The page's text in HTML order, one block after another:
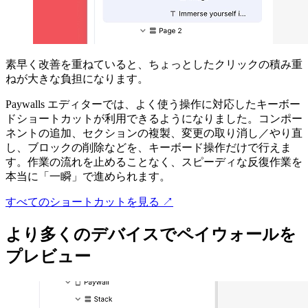
素早く改善を重ねていると、ちょっとしたクリックの積み重
ねが大きな負担になります。
Paywalls エディターでは、よく使う操作に対応したキーボー
ドショートカットが利用できるようになりました。コンポー
ネントの追加、セクションの複製、変更の取り消し／やり直
し、ブロックの削除などを、キーボード操作だけで行えま
す。作業の流れを止めることなく、スピーディな反復作業を
本当に「一瞬」で進められます。
すべてのショートカットを見る ↗
より多くのデバイスでペイウォールを
プレビュー